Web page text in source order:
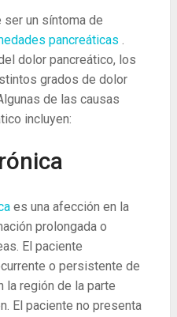
ser un síntoma de
pancreáticas .
dolor pancreático, los
grados de dolor
de las causas
incluyen:
es una afección en la
prolongada o
El paciente
o persistente de
la región de la parte
El paciente no presenta